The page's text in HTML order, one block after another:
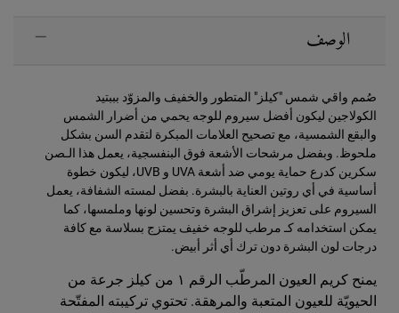
الوصف
صُمم واقي شمس "كيلز" المتطور والخفيف والمزوّد بببتيد
الكولاجين ليكون أفضل سيروم للوجه يحمي من أضرار الشمس
والبقع الشمسية، مع تصحيح العلامات المبكرة لتقدم السن بشكل
ملحوظ. وبفضل مرشحات الأشعة فوق البنفسجية، يعمل هذا الـصن
سكرين كدرع حماية يومي ضد أشعة UVA و UVB، ليكون خطوة
أساسية في أي روتين العناية بالبشرة. بفضل لمسته الشفافة، يعمل
السيروم على تعزيز إشراق البشرة وتحسين لونها وملمسها، كما
يمكن استخدامه كـ مرطب للوجه خفيف يمتزج بسلاسة مع كافة
درجات لون البشرة دون ترك أي أثر أبيض.
يمنح كريم العيون المرطّب الرقم ١ من كيلز جرعة من
الحيويّة للعيون المتعبة والمرهقة. تحتوي تركيبته المفتّحة